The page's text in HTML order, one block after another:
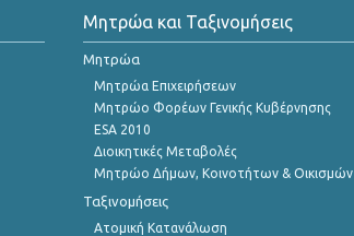
Μητρώα και Ταξινομήσεις
Μητρώα
Μητρώα Επιχειρήσεων
Μητρώο Φορέων Γενικής Κυβέρνησης
ESA 2010
Διοικητικές Μεταβολές
Μητρώο Δήμων, Κοινοτήτων & Οικισμών
Ταξινομήσεις
Ατομική Κατανάλωση